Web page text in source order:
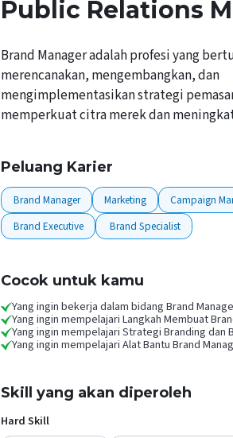
Public Relations
Brand Manager adalah profesi yang
merencanakan, mengembangkan, dan
mengimplementasikan strategi
memperkuat citra merek dan
Peluang Karier
Brand Manager Marketing
Campaign
Brand Executive
Brand Specialist
Cocok untuk kamu
Yang ingin bekerja dalam bidang Brand
Yang ingin mempelajari Langkah Membuat
Yang ingin mempelajari Strategi Branding dan
Yang ingin mempelajari Alat Bantu Brand
Skill yang akan diperoleh
Hard Skill